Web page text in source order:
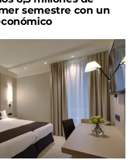
semestre con un